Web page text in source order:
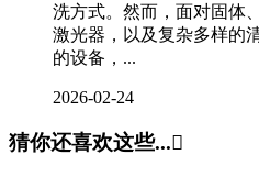
洗方式。然而，面对固体
激光器，以及复杂多样的
的设备，...
2026-02-24
猜你还喜欢这些...